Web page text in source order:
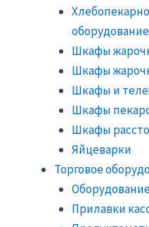
оборудование
Шкафы
Шкафы
Шкафы и
Шкафы
Шкафы
Яйцеварки
Торговое
Прилавки